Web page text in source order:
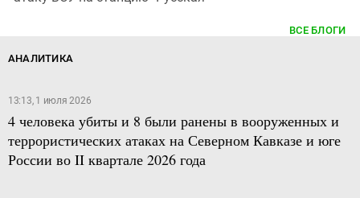
ВСЕ БЛОГИ
АНАЛИТИКА
13:13, 1 июля 2026
4 человека убиты и 8 были ранены в вооруженных и
террористических атаках на Северном Кавказе и юге
России во II квартале 2026 года